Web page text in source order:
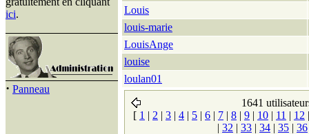
ici.
· Panneau
Louis
louis-marie
LouisAnge
louise
loulan01
1641
[ 1 | 2 | 3 | 4 | 5 | 6 | 7 | 8 | 9 | 10 | 11 | 12
| 32 | 33 | 34 | 35 | 36